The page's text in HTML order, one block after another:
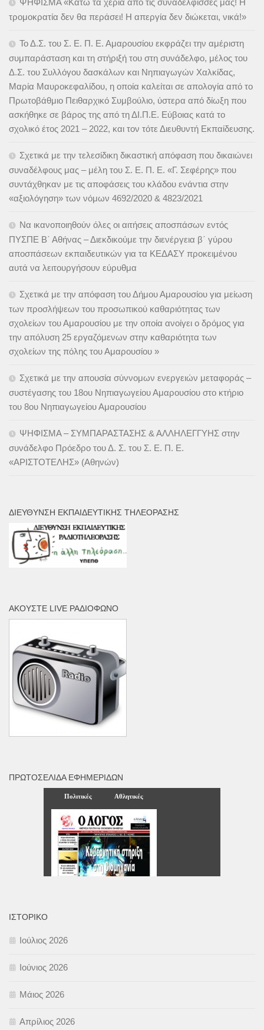
ΨΗΦΙΣΜΑ «Κάτω τα χέρια από τις συναδέλφισσές μας! Η
τρομοκρατία δεν θα περάσει! Η απεργία δεν διώκεται, νικά!»
Το Δ.Σ. του Σ. Ε. Π. Ε. Αμαρουσίου εκφράζει την αμέριστη
συμπαράσταση και τη στήριξή του στη συνάδελφο, μέλος του
Δ.Σ. του Συλλόγου δασκάλων και Νηπιαγωγών Χαλκίδας,
Μαρία Μαυροκεφαλίδου, η οποία καλείται σε απολογία από το
Πρωτοβάθμιο Πειθαρχικό Συμβούλιο, ύστερα από δίωξη που
ασκήθηκε σε βάρος της από τη ΔΙ.Π.Ε. Εύβοιας κατά το
σχολικό έτος 2021 – 2022, και τον τότε Διευθυντή Εκπαίδευσης.
Σχετικά με την τελεσίδικη δικαστική απόφαση που δικαιώνει
συναδέλφους μας – μέλη του Σ. Ε. Π. Ε. «Γ. Σεφέρης» που
συντάχθηκαν με τις αποφάσεις του κλάδου ενάντια στην
«αξιολόγηση» των νόμων 4692/2020 & 4823/2021
Να ικανοποιηθούν όλες οι αιτήσεις αποσπάσων εντός
ΠΥΣΠΕ Β΄ Αθήνας – Διεκδικούμε την διενέργεια β΄ γύρου
αποσπάσεων εκπαιδευτικών για τα ΚΕΔΑΣΥ προκειμένου
αυτά να λειτουργήσουν εύρυθμα
Σχετικά με την απόφαση του Δήμου Αμαρουσίου για μείωση
των προσλήψεων του προσωπικού καθαριότητας των
σχολείων του Αμαρουσίου με την οποία ανοίγει ο δρόμος για
την απόλυση 25 εργαζόμενων στην καθαριότητα των
σχολείων της πόλης του Αμαρουσίου »
Σχετικά με την απουσία σύννομων ενεργειών μεταφοράς –
συστέγασης του 18ου Νηπιαγωγείου Αμαρουσίου στο κτήριο
του 8ου Νηπιαγωγείου Αμαρουσίου
ΨΗΦΙΣΜΑ – ΣΥΜΠΑΡΑΣΤΑΣΗΣ & ΑΛΛΗΛΕΓΓΥΗΣ στην
συνάδελφο Πρόεδρο του Δ. Σ. του Σ. Ε. Π. Ε.
«ΑΡΙΣΤΟΤΕΛΗΣ» (Αθηνών)
ΔΙΕΎΘΥΝΣΗ ΕΚΠΑΙΔΕΥΤΙΚΉΣ ΤΗΛΕΌΡΑΣΗΣ
ΑΚΟΎΣΤΕ LIVE ΡΑΔΙΌΦΩΝΟ
ΠΡΩΤΟΣΈΛΙΔΑ ΕΦΗΜΕΡΊΔΩΝ
ΙΣΤΟΡΙΚΌ
Ιούλιος 2026
Ιούνιος 2026
Μάιος 2026
Απρίλιος 2026